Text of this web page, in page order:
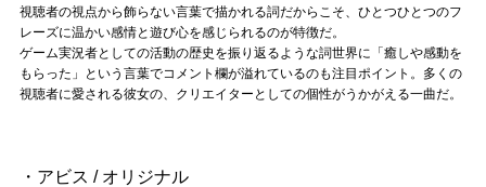
視聴者の視点から飾らない言葉で描かれる詞だからこそ、ひとつひとつのフ
レーズに温かい感情と遊び心を感じられるのが特徴だ。
ゲーム実況者としての活動の歴史を振り返るような詞世界に「癒しや感動を
もらった」という言葉でコメント欄が溢れているのも注目ポイント。多くの
視聴者に愛される彼女の、クリエイターとしての個性がうかがえる一曲だ。
・アビス / オリジナル